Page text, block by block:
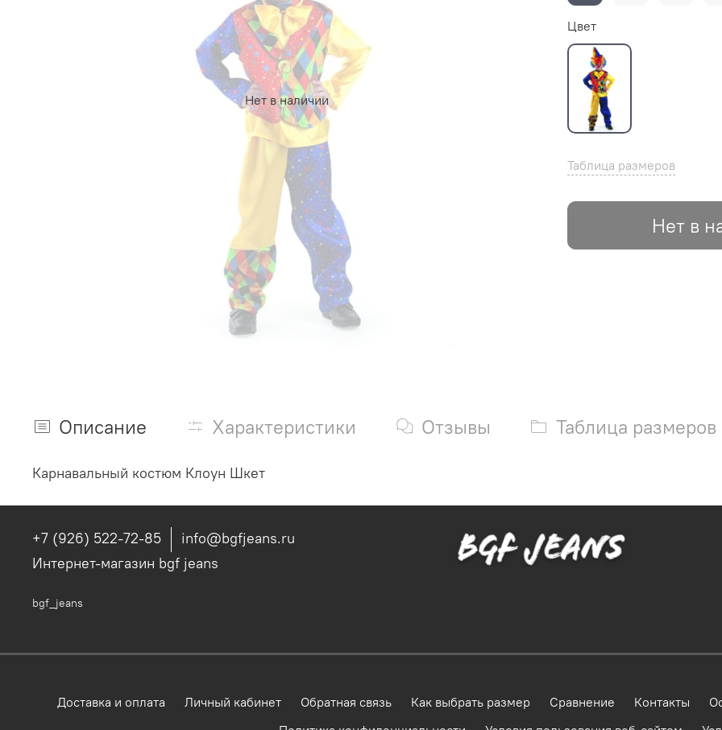
Нет в наличии
Таблица размеров
Нет в
Цвет
Описание Характеристики Отзывы Таблица размеров
Карнавальный костюм Клоун Шкет
+7 (926) 522-72-85
info@bgfjeans.ru
Интернет-магазин bgf jeans
bgf_jeans
Доставка и оплата Личный кабинет Обратная связь Как выбрать размер Сравнение Контакты